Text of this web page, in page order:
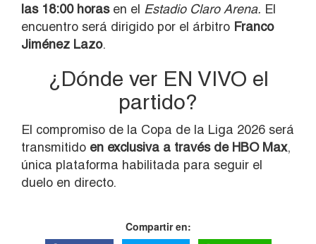
las 18:00 horasen el Estadio Claro Arena. El
encuentro será dirigido por el árbitro Franco
Jiménez Lazo.
¿Dónde ver EN VIVO el
partido?
El compromiso de la Copa de la Liga 2026 será
transmitido en exclusiva a través de HBO Max,
única plataforma habilitada para seguir el
duelo en directo.
Compartir en: